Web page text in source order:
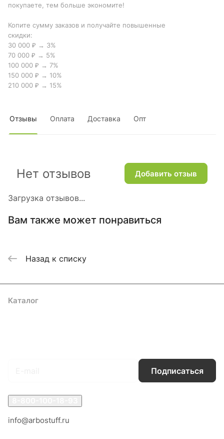
покупаете, тем больше экономите!
Копите сумму заказов и получайте повышенные
скидки:
30 000 ₽ → 3%
70 000 ₽ → 5%
100 000 ₽ → 7%
150 000 ₽ → 10%
210 000 ₽ → 15%
Отзывы Оплата Доставка Опт
Загрузка отзывов...
Нет отзывов Добавить отзыв
Вам также может понравиться
Назад к списку
Каталог
Подписаться
info@arbostuff.ru